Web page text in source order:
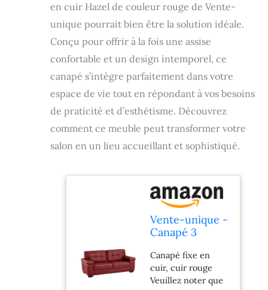
en cuir Hazel de couleur rouge de Vente-
unique pourrait bien être la solution idéale.
Conçu pour offrir à la fois une assise
confortable et un design intemporel, ce
canapé s’intègre parfaitement dans votre
espace de vie tout en répondant à vos besoins
de praticité et d’esthétisme. Découvrez
comment ce meuble peut transformer votre
salon en un lieu accueillant et sophistiqué.
Vente-unique -
Canapé 3
Hazel - Rouge
Canapé fixe en
cuir, cuir rouge
Veuillez noter que